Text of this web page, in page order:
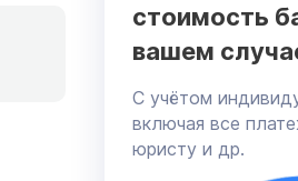
стоимость
вашем
C учётом
включая все
юристу и др.